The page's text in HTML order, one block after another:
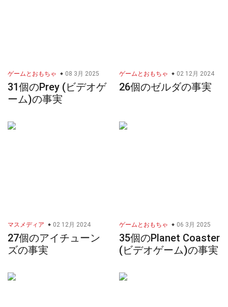
ゲームとおもちゃ 08 3月 2025
31個のPrey (ビデオゲ
ーム)の事実
ゲームとおもちゃ 02 12月 2024
26個のゼルダの事実
マスメディア 02 12月 2024
27個のアイチューン
ズの事実
ゲームとおもちゃ 06 3月 2025
35個のPlanet Coaster
(ビデオゲーム)の事実